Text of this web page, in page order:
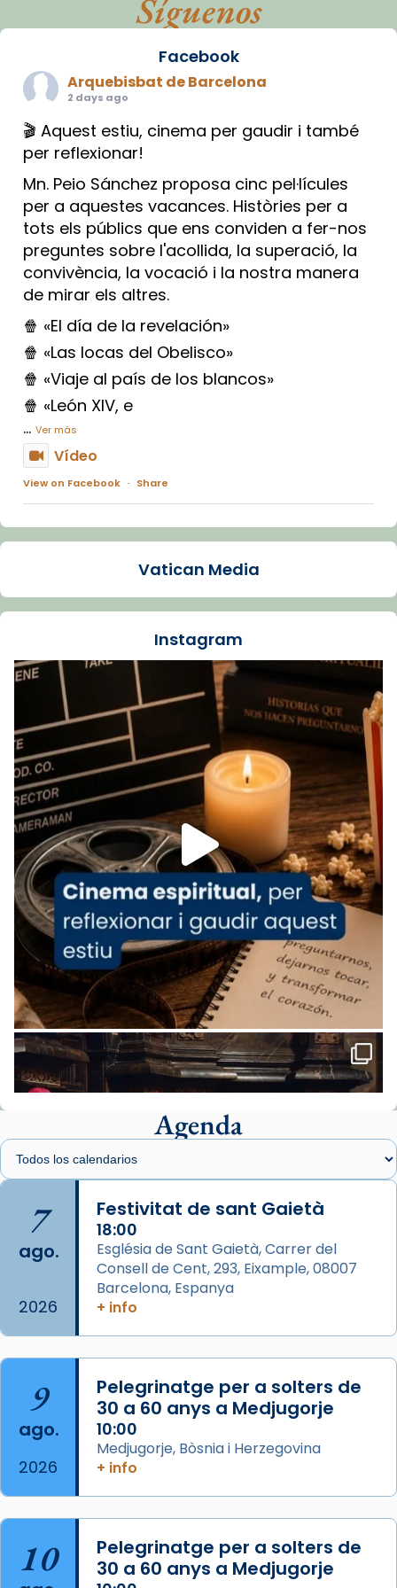
Síguenos
Facebook
Arquebisbat de Barcelona
2 days ago
🎬 Aquest estiu, cinema per gaudir i també
per reflexionar!
Mn. Peio Sánchez proposa cinc pel·lícules
per a aquestes vacances. Històries per a
tots els públics que ens conviden a fer-nos
preguntes sobre l'acollida, la superació, la
convivència, la vocació i la nostra manera
de mirar els altres.
🍿 «El día de la revelación»
🍿 «Las locas del Obelisco»
🍿 «Viaje al país de los blancos»
🍿 «León XIV, e
... Ver más
Vídeo
View on Facebook · Share
Arquebisbat de Barcelona
La Carmina va patir depressió. Fa gairebé
dos mesos, a l'Estadi Lluís Companys, la
Recupera l'entrevista comp
Vatican
tican News 👇
www.vaticannews.va/es/iglesia/news/2026-
07/carmina-historia-depresion-papa-viaje-
espana-testimoni...
Foto
View on Facebook · Share
Arquebisbat de Barcelona
1 week ago
«Avui les santes Juliana i Semproniana ens
ajuden a alçar la mirada»
Mons. Sergi Gordo, bisbe de Tortosa, ha
presidit aquest 27 de juliol la missa de Les
Santes de Mataró.
🔗 tinyurl.com/cvu5jmbk
📸 J. Merino
is at Catedral
de Barcelona.
2 weeks ago
Aquest dilluns, 27 de juliol, ha tingut lloc la
missa d’acció de gràcies en agraïment al
comitè organitzador de la visita apostòlica
L’arquebisbe de Barcelona, el cardenal Joan
Josep Omella, ha presidit la missa i l’ha
concelebrat el bisbe auxiliar de Barcelona,
Mons. David Abadías.
📸 Dr. G. Simón
Foto
Arquebisbat de Barcelona
Vatican Media
Instagram
Agenda
7
ago.
2026
Festivitat de sant Gaietà
18:00
Església de Sant Gaietà, Carrer del
Consell de Cent, 293, Eixample, 08007
Barcelona, Espanya
+ info
9
ago.
2026
Pelegrinatge per a solters de
30 a 60 anys a Medjugorje
10:00
Medjugorje, Bòsnia i Herzegovina
+ info
10
Pelegrinatge per a solters de
30 a 60 anys a Medjugorje